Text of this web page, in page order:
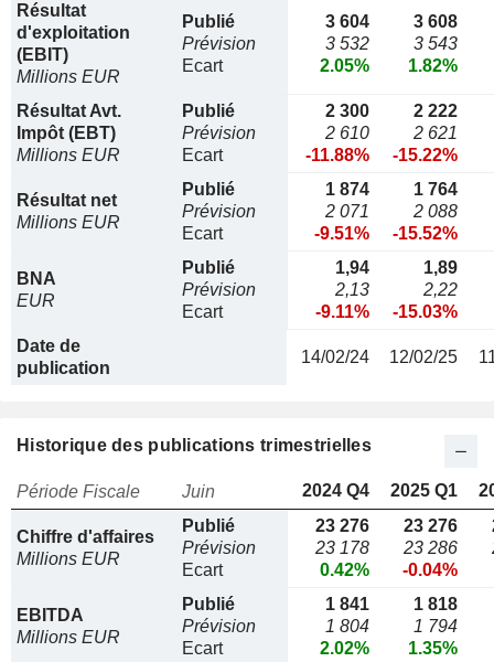
Résultat
d'exploitation
(EBIT)
Millions EUR
Publié
Prévision
Ecart
3 604
3 532
2.05%
3 608
3 543
1.82%
Résultat Avt.
Impôt (EBT)
Millions EUR
Publié
Prévision
Ecart
2 300
2 610
-11.88%
2 222
2 621
-15.22%
Résultat net
Millions EUR
Publié
Prévision
Ecart
1 874
2 071
-9.51%
1 764
2 088
-15.52%
BNA
EUR
Publié
Prévision
Ecart
1,94
2,13
-9.11%
1,89
2,22
-15.03%
Date de
publication
14/02/24 12/02/25
Historique des publications trimestrielles
Période Fiscale Juin 2024 Q4 2025 Q1
Chiffre d'affaires
Millions EUR
Publié
Prévision
Ecart
23 276
23 178
0.42%
23 276
23 286
-0.04%
EBITDA
Millions EUR
Publié
Prévision
Ecart
1 841
1 804
2.02%
1 818
1 794
1.35%